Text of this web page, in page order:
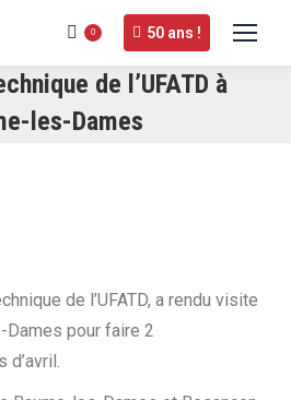
0 50 ans !
de l’UFATD à
les-Dames
de l’UFATD, a rendu visite
Dames pour faire 2
d’avril.